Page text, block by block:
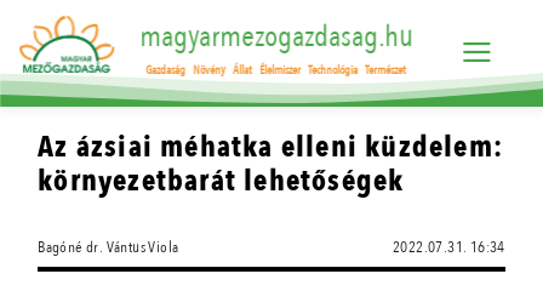
magyarmezogazdasag.hu
Gazdaság Növény Állat Élelmiszer Technológia Természet
Az ázsiai méhatka elleni küzdelem:
környezetbarát lehetőségek
Bagóné dr. Vántus Viola 2022.07.31. 16:34